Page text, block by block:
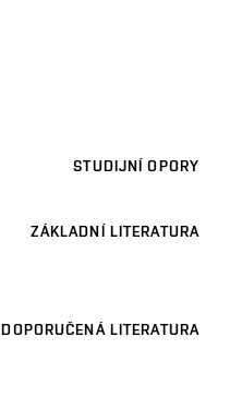
STUDIJNÍ OPORY
ZÁKLADNÍ LITERATURA
DOPORUČENÁ LITERATURA